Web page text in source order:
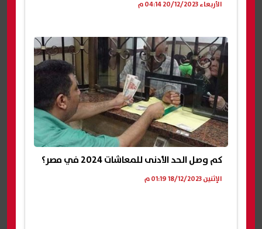
الأربعاء 20/12/2023 04:14 م
كم وصل الحد الأدنى للمعاشات 2024 في مصر؟
الإثنين 18/12/2023 01:19 م